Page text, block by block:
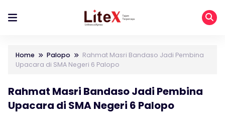
Home Palopo
Rahmat Masri Bandaso Jadi Pembina
Upacara di SMA Negeri 6 Palopo
Rahmat Masri Bandaso Jadi Pembina
Upacara di SMA Negeri 6 Palopo